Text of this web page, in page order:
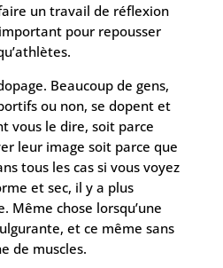
un travail de réflexion
pour repousser
Beaucoup de gens,
ou non, se dopent et
vous le dire, soit parce
leur image soit parce que
tous les cas si vous voyez
et sec, il y a plus
Même chose lorsqu’une
et ce même sans
de muscles.